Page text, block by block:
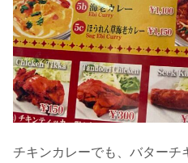
チキンカレーでも、バターチ